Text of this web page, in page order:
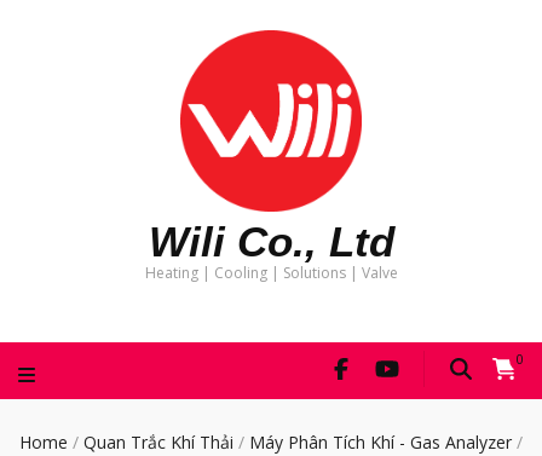
Wili Co., Ltd
Heating | Cooling | Solutions | Valve
0
Home / Quan Trắc Khí Thải / Máy Phân Tích Khí - Gas Analyzer /